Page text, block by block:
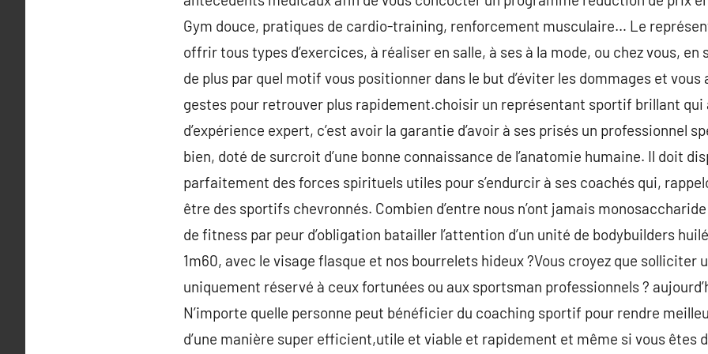
Gym douce, pratiques de cardio-training, renforcement musculaire… Le
offrir tous types d’exercices, à réaliser en salle, à ses à la mode, ou chez vous,
de plus par quel motif vous positionner dans le but d’éviter les dommages et
gestes pour retrouver plus rapidement.choisir un représentant sportif brillant qui
d’expérience expert, c’est avoir la garantie d’avoir à ses prisés un professionnel
bien, doté de surcroit d’une bonne connaissance de l’anatomie humaine. Il doit
parfaitement des forces spirituels utiles pour s’endurcir à ses coachés qui,
être des sportifs chevronnés. Combien d’entre nous n’ont jamais
de fitness par peur d’obligation batailler l’attention d’un unité de bodybuilders
1m60, avec le visage flasque et nos bourrelets hideux ?Vous croyez que solliciter
uniquement réservé à ceux fortunées ou aux sportsman professionnels ?
N’importe quelle personne peut bénéficier du coaching sportif pour rendre
d’une manière super efficient,utile et viable et rapidement et même si vous êtes